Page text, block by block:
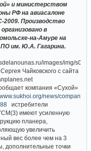
и министерством
РФ на авиасалоне
2009. Производство
в
на-Амуре на
им. Ю.А. Гагарина.
Чайковского с сайта
компания «Сухой»
news/company/?
истребители
имеют усиленную
планера,
увеличить
вес более чем на 3
дополнительные точки